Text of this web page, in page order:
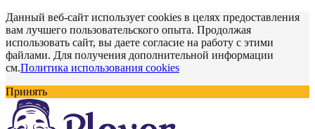
Данный веб-сайт использует cookies в целях предоставления
вам лучшего пользовательского опыта. Продолжая
использовать сайт, вы даете согласие на работу с этими
файлами. Для получения дополнительной информации
см.Политика использования cookies
Принять